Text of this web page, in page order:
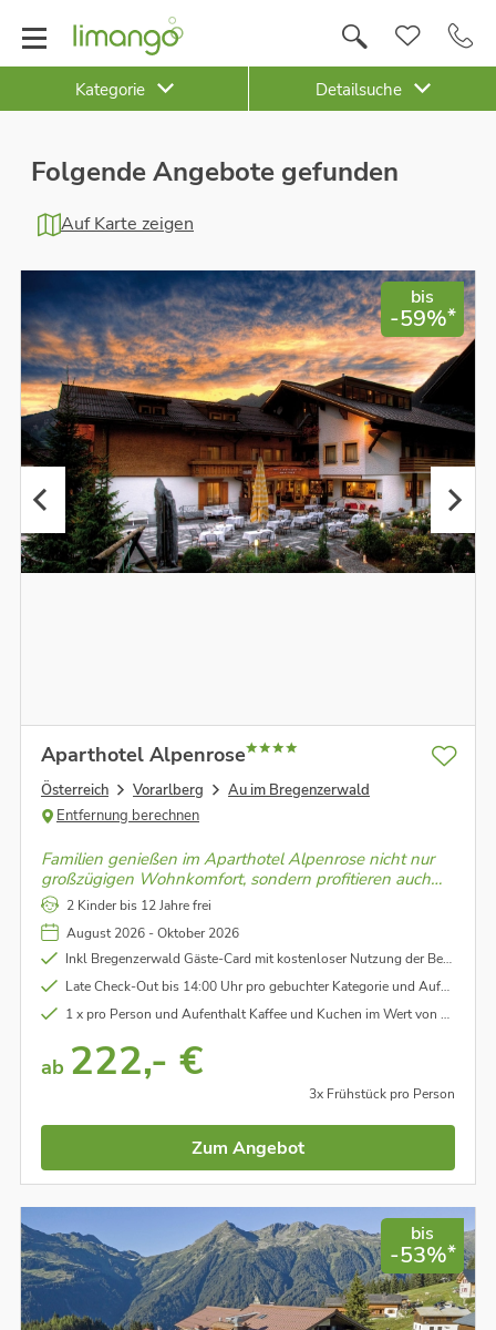
Kategorie Detailsuche
Folgende Angebote gefunden
Auf Karte zeigen
bis
-59%*
Aparthotel Alpenrose
Österreich Vorarlberg
Au im Bregenzerwald
Entfernung berechnen
Familien genießen im Aparthotel Alpenrose nicht nur
großzügigen Wohnkomfort, sondern profitieren auch
von der kostenlosen Nutzung der Bergbahnen und
Schwimmbäder der Region.
2 Kinder bis 12 Jahre frei
August 2026 - Oktober 2026
Inkl Bregenzerwald Gäste-Card mit kostenloser Nutzung der Bergbahnen, Eintritt in die Schwimmbäder uwv. - unter Vorbehalt (genauere Infos im Link unter dem Punkt "Leistungen")
Late Check-Out bis 14:00 Uhr pro gebuchter Kategorie und Aufenthalt im Wert von ca. EUR 45,00
1 x pro Person und Aufenthalt Kaffee und Kuchen im Wert von ca. EUR 8,50
ab 222,- €
3x Frühstück pro Person
Zum Angebot
bis
-53%*